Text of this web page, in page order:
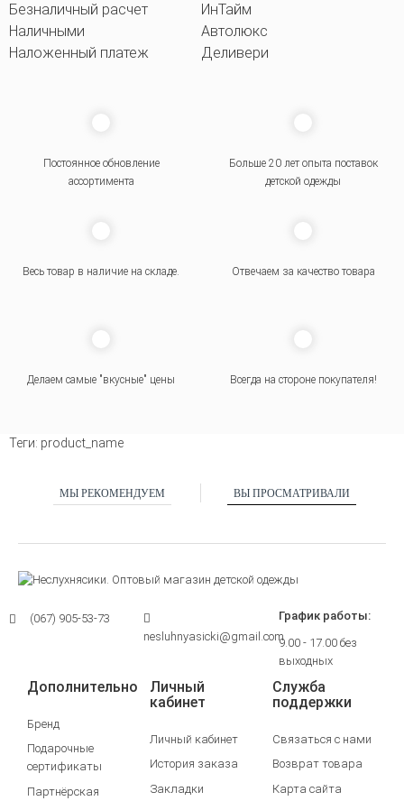
Безналичный расчет
Наличными
Наложенный платеж
ИнТайм
Автолюкс
Деливери
Постоянное обновление
ассортимента
Больше 20 лет опыта поставок
детской одежды
Весь товар в наличие на складе. Отвечаем за качество товара
Делаем самые "вкусные" цены Всегда на стороне покупателя!
Теги: product_name
МЫ РЕКОМЕНДУЕМ ВЫ ПРОСМАТРИВАЛИ
(067) 905-53-73
nesluhnyasicki@gmail.com
График работы:
9.00 - 17.00 без
выходных
Дополнительно
Бренд
Подарочные
сертификаты
Партнёрская
Личный
кабинет
Личный кабинет
История заказа
Закладки
Служба
поддержки
Связаться с нами
Возврат товара
Карта сайта